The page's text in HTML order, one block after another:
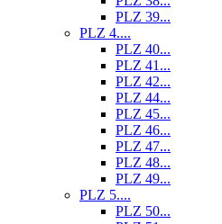
PLZ 39...
PLZ 4....
PLZ 40...
PLZ 41...
PLZ 42...
PLZ 44...
PLZ 45...
PLZ 46...
PLZ 47...
PLZ 48...
PLZ 49...
PLZ 5....
PLZ 50...